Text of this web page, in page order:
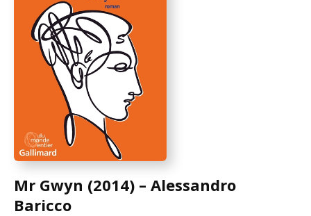
Mr Gwyn (2014) – Alessandro
Baricco